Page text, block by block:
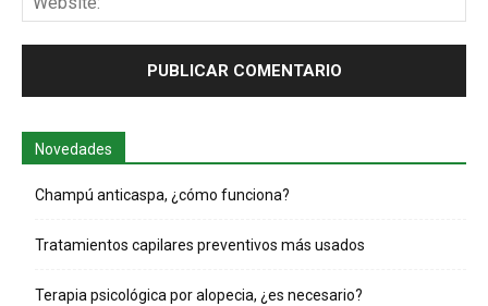
Novedades
Champú anticaspa, ¿cómo funciona?
Tratamientos capilares preventivos más usados
Terapia psicológica por alopecia, ¿es necesario?